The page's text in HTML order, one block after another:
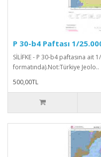
P 30-b4 Paftası 1/
SİLİFKE - P 30-b4 paftasına ait
formatında).Not:Türkiye Jeolo..
500,00TL